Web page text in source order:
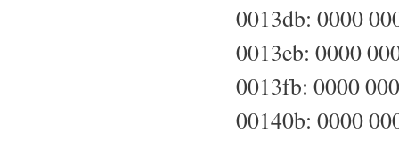
0013db: 0000
0013eb: 0000
0013fb: 0000
00140b: 0000